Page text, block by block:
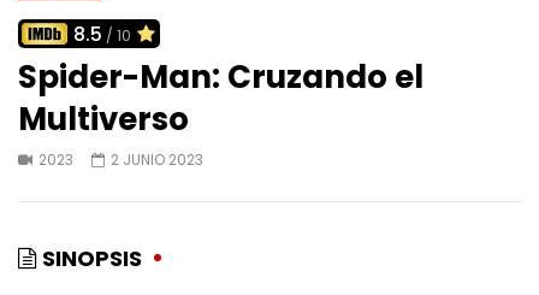
8.5 / 10
Spider-Man: Cruzando el
Multiverso
2023 2 JUNIO 2023
SINOPSIS